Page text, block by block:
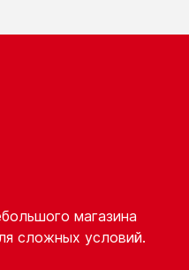
магазина
сложных условий.